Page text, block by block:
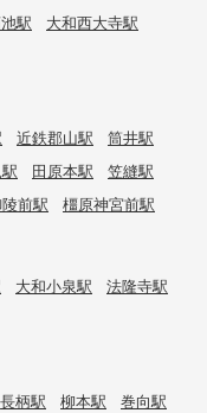
駅
大和西大寺駅
近鉄郡山駅
筒井駅
田原本駅
笠縫駅
前駅 橿原神宮前駅
大和小泉駅
法隆寺駅
長柄駅 柳本駅
巻向駅